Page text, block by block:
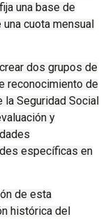
una base de
cuota mensual
dos grupos de
reconocimiento de
la Seguridad Social
y
específicas en
de esta
histórica del